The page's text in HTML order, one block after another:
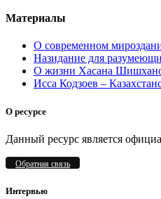
Материалы
О современном
Назидание для
О жизни Хасана
Исса Кодзоев –
О ресурсе
Данный ресурс является
Обратная связь
Интервью